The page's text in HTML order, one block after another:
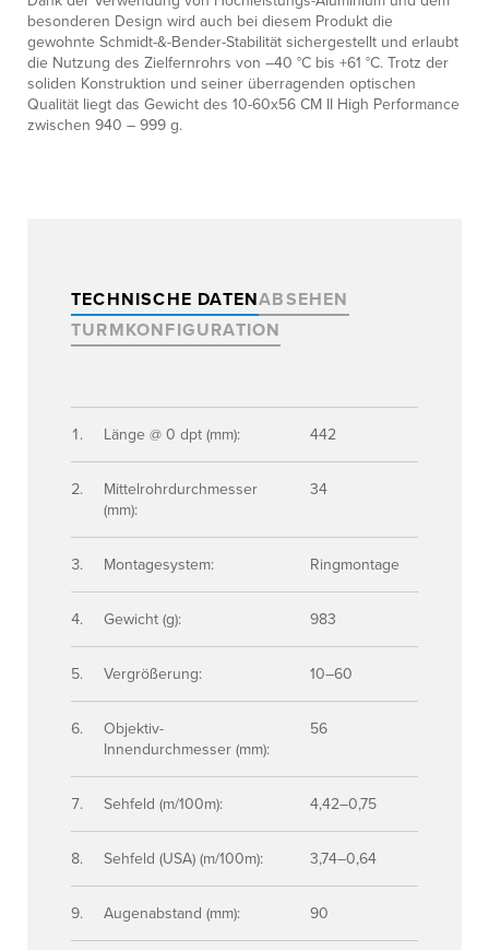
besonderen Design wird auch bei diesem Produkt die
gewohnte Schmidt-&-Bender-Stabilität sichergestellt und erlaubt
die Nutzung des Zielfernrohrs von –40 °C bis +61 °C. Trotz der
soliden Konstruktion und seiner überragenden optischen
Qualität liegt das Gewicht des 10-60x56 CM II High Performance
zwischen 940 – 999 g.
TECHNISCHE DATENABSEHEN
TURMKONFIGURATION
Länge @ 0 dpt (mm): 442
Mittelrohrdurchmesser
(mm):
34
Montagesystem: Ringmontage
Gewicht (g): 983
Vergrößerung: 10–60
Objektiv-
Innendurchmesser (mm):
56
Sehfeld (m/100m): 4,42–0,75
Sehfeld (USA) (m/100m): 3,74–0,64
Augenabstand (mm): 90